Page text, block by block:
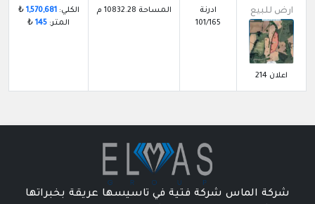
ارض للبيع
اعلان 214
ادرنة
101/165
المساحة 10832.28 م الكلي:1,570,681
₺
المتر: 145
₺
شركة الماس شركة فتية في تاسيسها عريقة بخبراتها